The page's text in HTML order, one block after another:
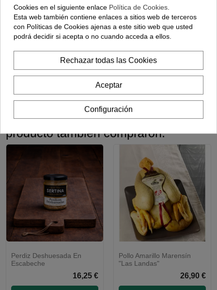
4 Filetes De
Pechuga De
Pollo
Certificado -
Añadir
Pollo Ecológico
"Las Landas"
32,55 €
Añadir
SÓLO EN LA
COMUNIDAD DE
MADRID
6 Huevos
Ecológicos
Añadir
Los clientes que adquirieron este
producto también compraron:
Perdiz Deshuesada En
Escabeche
16,25 €
Pollo Amarillo Marensín
"Las Landas"
26,90 €
Cookies en el siguiente enlace Política de Cookies
Esta web también contiene enlaces a sitios web de terceros
con Políticas de Cookies ajenas a este sitio web que usted
podrá decidir si acepta o no cuando acceda a ellos.
Rechazar todas las Cookies
Aceptar
Configuración